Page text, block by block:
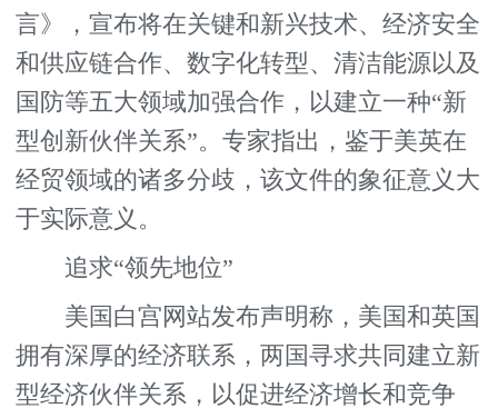
言》，宣布将在关键和新兴技术、经济安全
和供应链合作、数字化转型、清洁能源以及
国防等五大领域加强合作，以建立一种“新
型创新伙伴关系”。专家指出，鉴于美英在
经贸领域的诸多分歧，该文件的象征意义大
于实际意义。
追求“领先地位”
美国白宫网站发布声明称，美国和英国
拥有深厚的经济联系，两国寻求共同建立新
型经济伙伴关系，以促进经济增长和竞争